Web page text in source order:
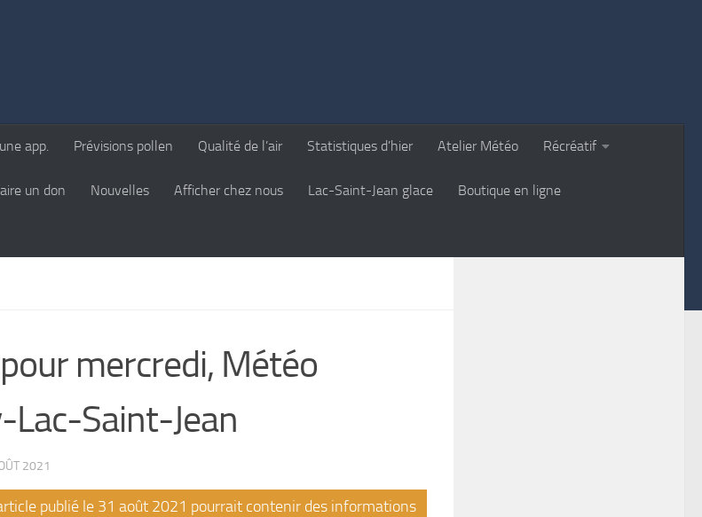
app. Prévisions pollen Qualité de l’air Statistiques d’hier Atelier Météo Récréatif
un don Nouvelles Afficher chez nous Lac-Saint-Jean glace Boutique en ligne
mercredi, Météo
Lac-Saint-Jean
2021
publié le 31 août 2021 pourrait contenir des informations